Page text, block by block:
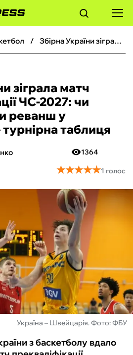
Збірна України зіграла матч прекваліфікації ЧС-2027: чи вдалося взяти реванш у швейцарців – турнірна таблиця
зіграла матч
ЧС-2027: чи
реванш у
таблиця
1364
★★★★★
★★★★★1 голос
Україна – Швейцарія. Фото: ФБУ
з баскетболу вдало